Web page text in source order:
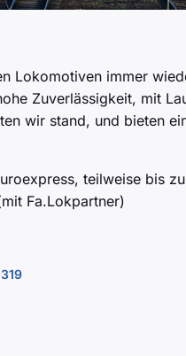
Lokomotiven immer
Zuverlässigkeit, mit
wir stand, und bieten
teilweise bis
Fa.Lokpartner)